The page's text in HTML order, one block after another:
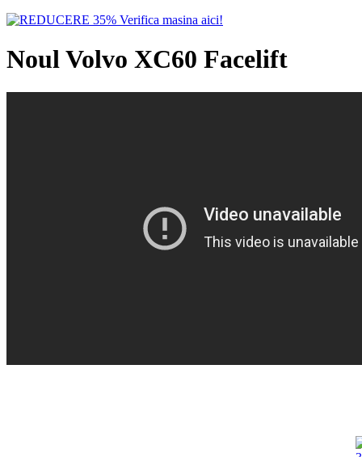
Noul Volvo XC60 Facelift